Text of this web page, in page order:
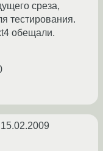
среза,
тестирования.
обещали.
15.02.2009